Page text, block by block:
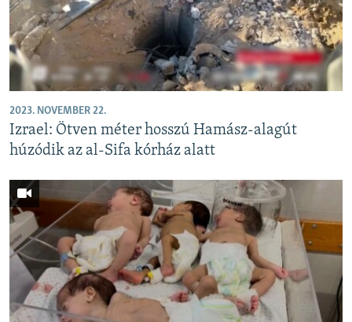
EURÓPAI UNIÓ
VILÁG
KLÍMAVÁLTOZÁS
KÖVESSEN MINKET!
Valamennyi RFE/RL weboldal
2023. NOVEMBER 22.
Izrael: Ötven méter hosszú Hamász-alagút
húzódik az al-Sifa kórház alatt